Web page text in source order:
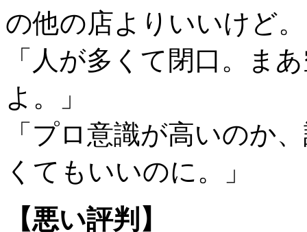
の他の店よりいいけど
「人が多くて閉口。ま
よ。」
「プロ意識が高いのか
くてもいいのに。」
【悪い評判】